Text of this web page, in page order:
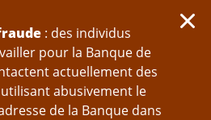
: des individus
pour la Banque de
actuellement des
abusivement le
de la Banque dans